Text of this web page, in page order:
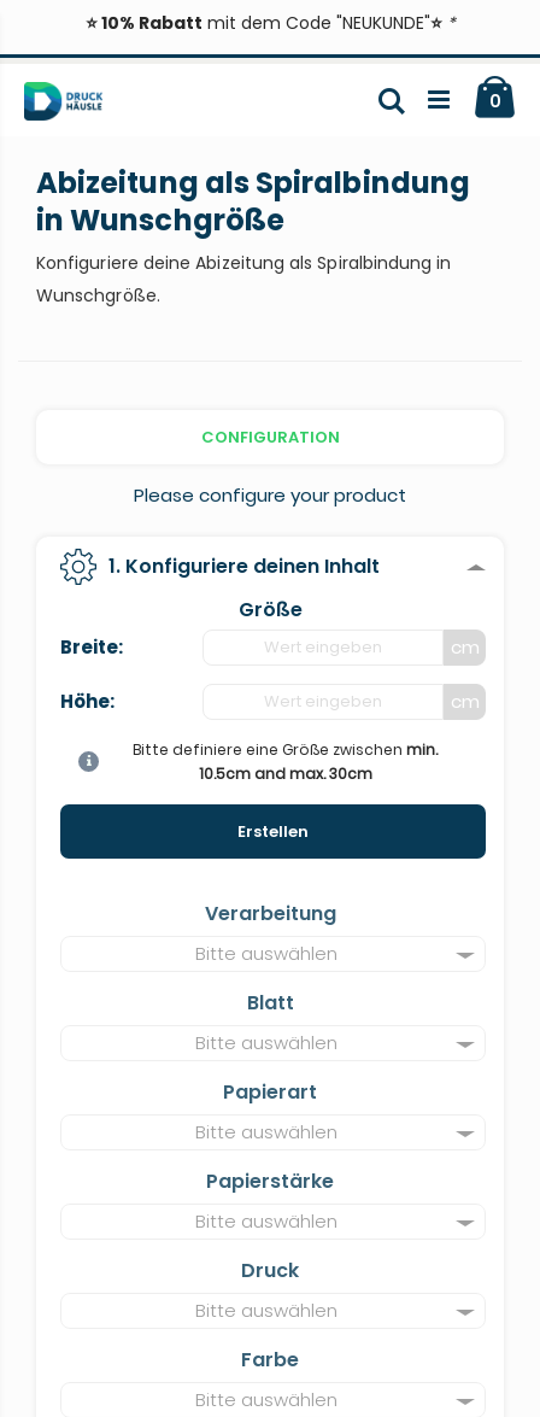
⭐ 10% Rabatt mit dem Code "NEUKUNDE"⭐ *
Inhalt
springen
0
Suche
Abizeitung als Spiralbindung
in Wunschgröße
Konfiguriere deine Abizeitung als Spiralbindung in
Wunschgröße.
CONFIGURATION
Please configure your product
1. Konfiguriere deinen Inhalt
Größe
Breite: cm
Höhe: cm
Erstellen
Bitte definiere eine Größe zwischen min.
10.5cm and max. 30cm
Verarbeitung
Bitte auswählen
Blatt
Bitte auswählen
Papierart
Bitte auswählen
Papierstärke
Bitte auswählen
Druck
Bitte auswählen
Farbe
Bitte auswählen